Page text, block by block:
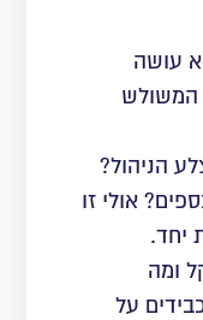
עושה
המשולש
הניהול?
אולי זו
יחד.
ומה
על